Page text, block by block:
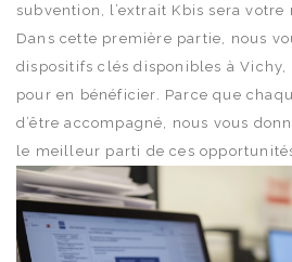
subvention, l’extrait Kbis sera
Dans cette première partie, nous
dispositifs clés disponibles à Vichy,
pour en bénéficier. Parce que
d’être accompagné, nous vous
le meilleur parti de ces